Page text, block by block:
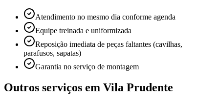
Atendimento no mesmo dia conforme agenda
Equipe treinada e uniformizada
Reposição imediata de peças faltantes (cavilhas,
parafusos, sapatas)
Garantia no serviço de montagem
Outros serviços em Vila Prudente